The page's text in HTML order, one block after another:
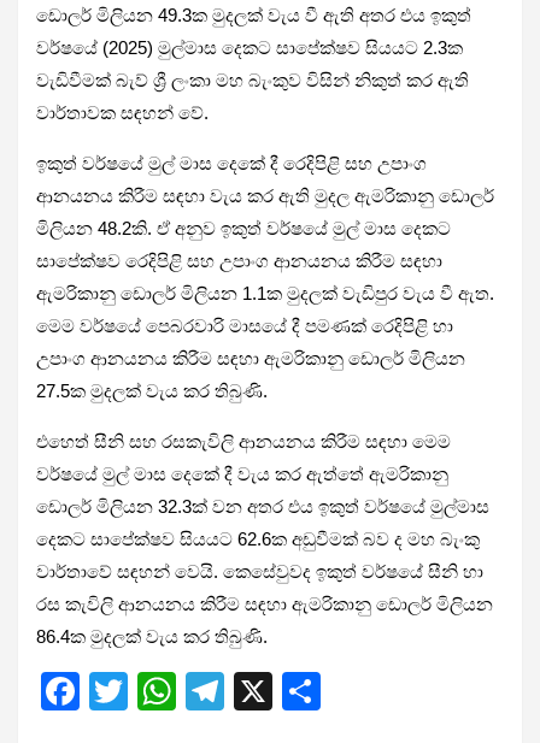
ඩොලර් මිලියන 49.3ක මුදලක් වැය වී ඇති අතර එය ඉකුත්
වර්ෂයේ (2025) මුල්මාස දෙකට සාපේක්ෂව සියයට 2.3ක
වැඩිවීමක් බැව් ශ්‍රී ලංකා මහ බැංකුව විසින් නිකුත් කර ඇති
වාර්තාවක සඳහන් වේ.
ඉකුත් වර්ෂයේ මුල් මාස දෙකේ දී රෙදිපිළි සහ උපාංග
ආනයනය කිරීම සඳහා වැය කර ඇති මුදල ඇමරිකානු ඩොලර්
මිලියන 48.2කි. ඒ අනුව ඉකුත් වර්ෂයේ මුල් මාස දෙකට
සාපේක්ෂව රෙදිපිළි සහ උපාංග ආනයනය කිරීම සඳහා
ඇමරිකානු ඩොලර් මිලියන 1.1ක මුදලක් වැඩිපුර වැය වී ඇත.
මෙම වර්ෂයේ පෙබරවාරි මාසයේ දී පමණක් රෙදිපිළි හා
උපාංග ආනයනය කිරීම සඳහා ඇමරිකානු ඩොලර් මිලියන
27.5ක මුදලක් වැය කර තිබුණි.
එහෙත් සීනි සහ රසකැවිලි ආනයනය කිරීම සඳහා මෙම
වර්ෂයේ මුල් මාස දෙකේ දී වැය කර ඇත්තේ ඇමරිකානු
ඩොලර් මිලියන 32.3ක් වන අතර එය ඉකුත් වර්ෂයේ මුල්මාස
දෙකට සාපේක්ෂව සියයට 62.6ක අඩුවීමක් බව ද මහ බැංකු
වාර්තාවේ සඳහන් වෙයි. කෙසේවුවද ඉකුත් වර්ෂයේ සීනි හා
රස කැවිලි ආනයනය කිරීම සඳහා ඇමරිකානු ඩොලර් මිලියන
86.4ක මුදලක් වැය කර තිබුණි.
F
T
W T
X